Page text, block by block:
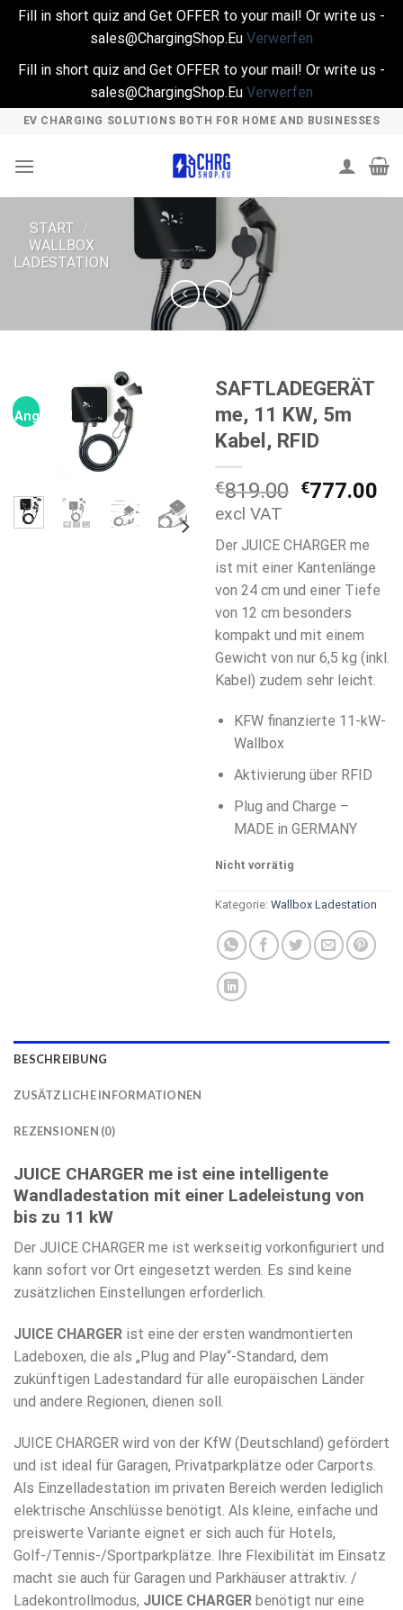
Fill in short quiz and Get OFFER to your mail! Or write us -
sales@ChargingShop.Eu Verwerfen
Fill in short quiz and Get OFFER to your mail! Or write us -
sales@ChargingShop.Eu Verwerfen
Skip
content
EV CHARGING SOLUTIONS BOTH FOR HOME AND BUSINESSES
START /
WALLBOX
LADESTATION
Angebot!
SAFTLADEGERÄT
me, 11 KW, 5m
Kabel, RFID
€819.00
war:
€819.00
€777.00
excl VAT
Der JUICE CHARGER me
ist mit einer Kantenlänge
von 24 cm und einer Tiefe
von 12 cm besonders
kompakt und mit einem
Gewicht von nur 6,5 kg (inkl.
Kabel) zudem sehr leicht.
KFW finanzierte 11-kW-
Wallbox
Aktivierung über RFID
Plug and Charge –
MADE in GERMANY
Nicht vorrätig
Kategorie: Wallbox Ladestation
BESCHREIBUNG
ZUSÄTZLICHE INFORMATIONEN
REZENSIONEN (0)
JUICE CHARGER me ist eine intelligente
Wandladestation mit einer Ladeleistung von
bis zu 11 kW
Der JUICE CHARGER me ist werkseitig vorkonfiguriert und
kann sofort vor Ort eingesetzt werden. Es sind keine
zusätzlichen Einstellungen erforderlich.
JUICE CHARGER ist eine der ersten wandmontierten
Ladeboxen, die als „Plug and Play“-Standard, dem
zukünftigen Ladestandard für alle europäischen Länder
und andere Regionen, dienen soll.
JUICE CHARGER wird von der KfW (Deutschland) gefördert
und ist ideal für Garagen, Privatparkplätze oder Carports.
Als Einzelladestation im privaten Bereich werden lediglich
elektrische Anschlüsse benötigt. Als kleine, einfache und
preiswerte Variante eignet er sich auch für Hotels,
Golf-/Tennis-/Sportparkplätze. Ihre Flexibilität im Einsatz
macht sie auch für Garagen und Parkhäuser attraktiv. /
Ladekontrollmodus, JUICE CHARGER benötigt nur eine